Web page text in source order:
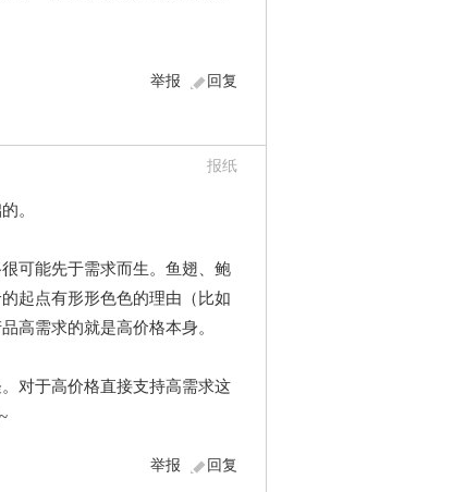
回复
举报
报纸
。
可能先于需求而生。鱼翅、鲍
起点有形形色色的理由（比如
高需求的就是高价格本身。
对于高价格直接支持高需求这
回复
举报